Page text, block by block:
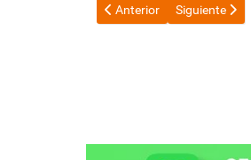
Artículo anterior: Mundial
Anterior Artículo
Siguiente